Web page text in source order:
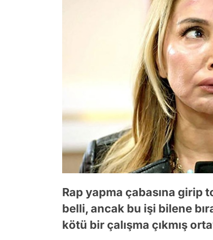
Rap yapma çabasına girip
belli, ancak bu işi bilene
kötü bir çalışma çıkmış